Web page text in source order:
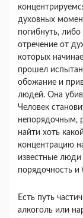
духовных
погибнуть,
отречение от
которых
прошел
обожание и
людей. Она
Человек
непорядочным,
найти хоть
концентрацию
известные люди
порядочность и
Есть путь
алкоголь или